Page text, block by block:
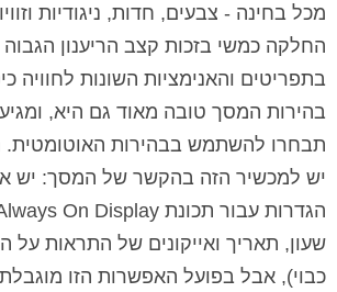
מכל בחינה - צבעים, חדות, ניגודיות
החלקה כמשי בזכות קצב הריענון הגבוה
בתפריטים והאנימציות השונות לחוויה
תבחרו להשתמש בבהירות האוטומטית.
יש למכשיר הזה בהקשר של המסך: יש
שעון, תאריך ואייקונים של התראות